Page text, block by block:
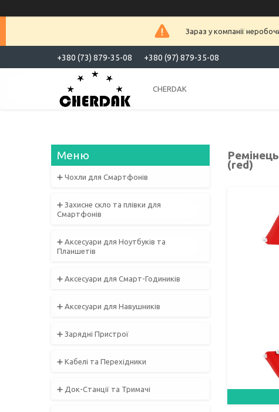
Зараз у компанії
+380 (73) 879-35-08 +380 (97) 879-35-08
CHERDAK
(red)
➕ Чохли для Смартфонів
➕ Захисне скло та плівки для
Смартфонів
➕ Аксесуари для Ноутбуків та
Планшетів
➕ Аксесуари для Смарт-Годиників
➕ Аксесуари для Навушників
➕ Зарядні Пристрої
➕ Кабелі та Перехідники
➕ Док-Станції та Тримачі